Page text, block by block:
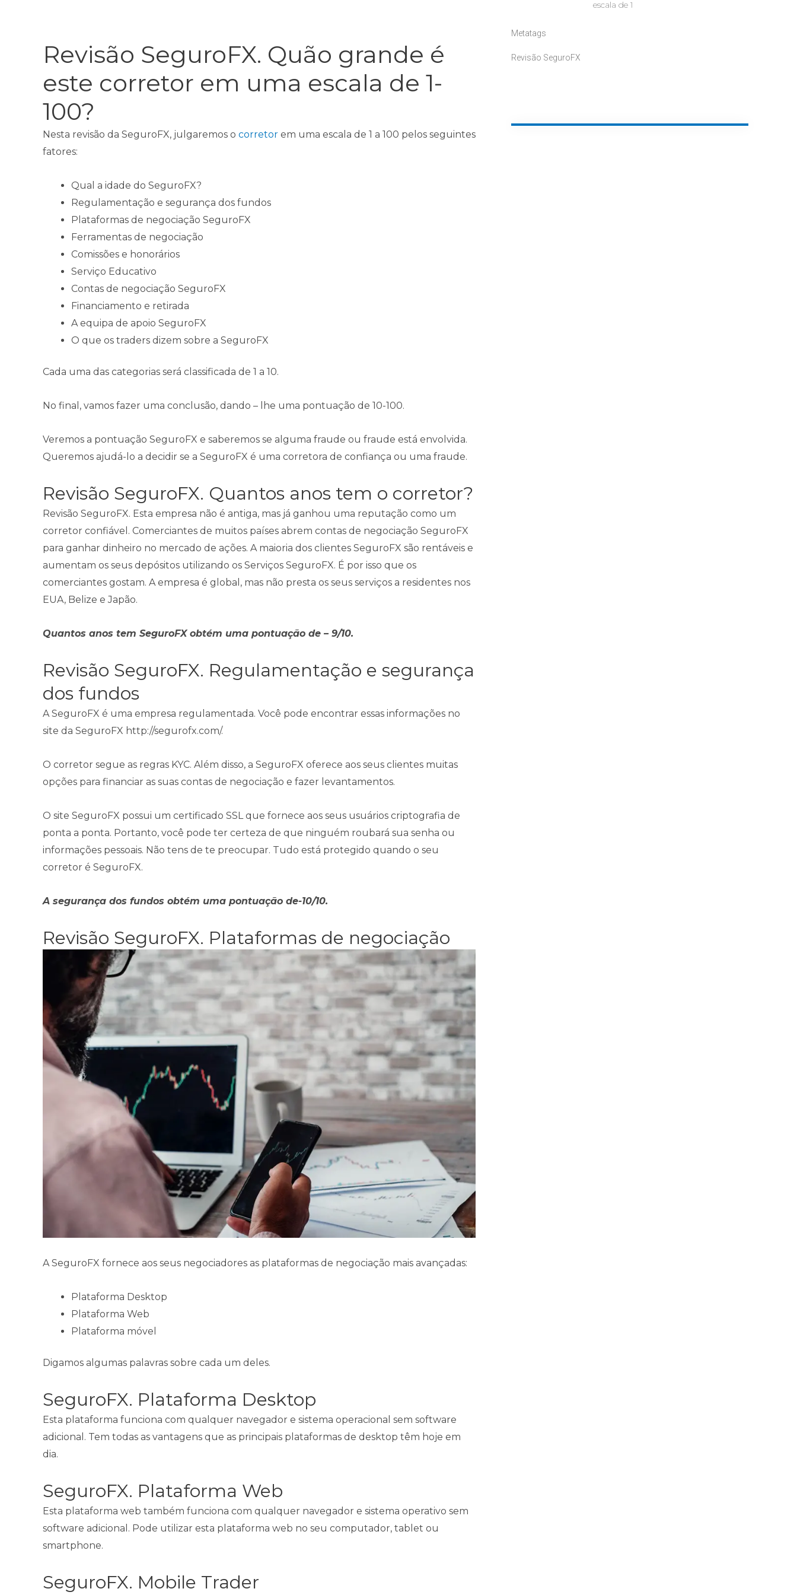
Revisão SeguroFX. Quão grande é
este corretor em uma escala de 1-
100?
Nesta revisão da SeguroFX, julgaremos o corretor em uma escala de 1 a 100 pelos seguintes
fatores:
Qual a idade do SeguroFX?
Regulamentação e segurança dos fundos
Plataformas de negociação SeguroFX
Ferramentas de negociação
Comissões e honorários
Serviço Educativo
Contas de negociação SeguroFX
Financiamento e retirada
A equipa de apoio SeguroFX
O que os traders dizem sobre a SeguroFX
Cada uma das categorias será classificada de 1 a 10.
No final, vamos fazer uma conclusão, dando – lhe uma pontuação de 10-100.
Veremos a pontuação SeguroFX e saberemos se alguma fraude ou fraude está envolvida.
Queremos ajudá-lo a decidir se a SeguroFX é uma corretora de confiança ou uma fraude.
Revisão SeguroFX. Quantos anos tem o corretor?
Revisão SeguroFX. Esta empresa não é antiga, mas já ganhou uma reputação como um
corretor confiável. Comerciantes de muitos países abrem contas de negociação SeguroFX
para ganhar dinheiro no mercado de ações. A maioria dos clientes SeguroFX são rentáveis e
aumentam os seus depósitos utilizando os Serviços SeguroFX. É por isso que os
comerciantes gostam. A empresa é global, mas não presta os seus serviços a residentes nos
EUA, Belize e Japão.
Quantos anos tem SeguroFX obtém uma pontuação de – 9/10.
Revisão SeguroFX. Regulamentação e segurança
dos fundos
A SeguroFX é uma empresa regulamentada. Você pode encontrar essas informações no
site da SeguroFX http://segurofx.com/.
O corretor segue as regras KYC. Além disso, a SeguroFX oferece aos seus clientes muitas
opções para financiar as suas contas de negociação e fazer levantamentos.
O site SeguroFX possui um certificado SSL que fornece aos seus usuários criptografia de
ponta a ponta. Portanto, você pode ter certeza de que ninguém roubará sua senha ou
informações pessoais. Não tens de te preocupar. Tudo está protegido quando o seu
corretor é SeguroFX.
A segurança dos fundos obtém uma pontuação de-10/10.
Revisão SeguroFX. Plataformas de negociação
A SeguroFX fornece aos seus negociadores as plataformas de negociação mais avançadas:
Plataforma Desktop
Plataforma Web
Plataforma móvel
Digamos algumas palavras sobre cada um deles.
SeguroFX. Plataforma Desktop
Esta plataforma funciona com qualquer navegador e sistema operacional sem software
adicional. Tem todas as vantagens que as principais plataformas de desktop têm hoje em
dia.
SeguroFX. Plataforma Web
Esta plataforma web também funciona com qualquer navegador e sistema operativo sem
software adicional. Pode utilizar esta plataforma web no seu computador, tablet ou
smartphone.
SeguroFX. Mobile Trader
escala de 1
Metatags
Revisão SeguroFX